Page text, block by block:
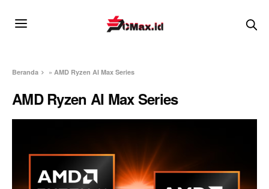
Beranda » AMD Ryzen AI Max Series
AMD Ryzen AI Max Series